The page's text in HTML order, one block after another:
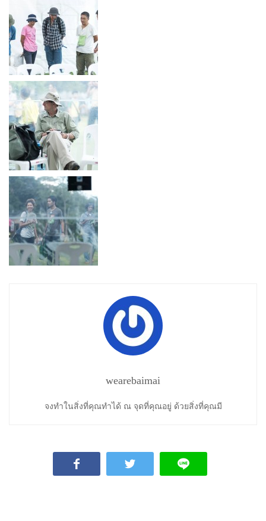
wearebaimai
จงทำในสิ่งที่คุณทำได้ ณ จุดที่คุณอยู่ ด้วยสิ่งที่คุณมี